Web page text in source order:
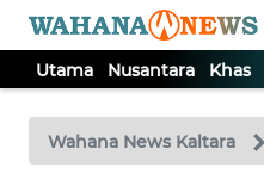
Utama Nusantara Khas
Wahana News Kaltara
TV
Tutup